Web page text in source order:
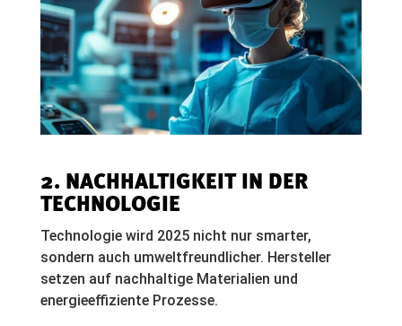
2. NACHHALTIGKEIT IN DER
TECHNOLOGIE
Technologie wird 2025 nicht nur smarter,
sondern auch umweltfreundlicher. Hersteller
setzen auf nachhaltige Materialien und
energieeffiziente Prozesse.